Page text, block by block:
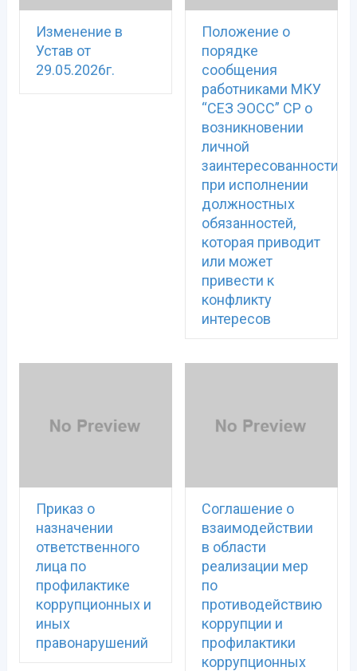
Изменение в
Устав от
29.05.2026г.
Положение о
порядке
сообщения
работниками МКУ
“СЕЗ ЭОСС” СР о
возникновении
личной
заинтересованности
при исполнении
должностных
обязанностей,
которая приводит
или может
привести к
конфликту
интересов
Приказ о
назначении
ответственного
лица по
профилактике
коррупционных и
иных
правонарушений
Соглашение о
взаимодействии
в области
реализации мер
по
противодействию
коррупции и
профилактики
коррупционных